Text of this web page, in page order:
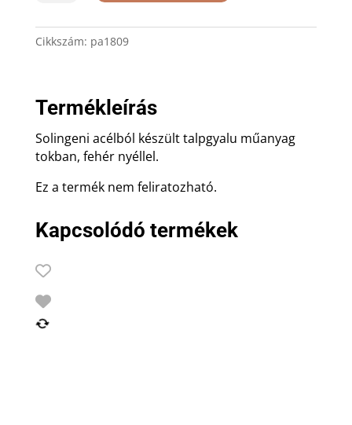
Cikkszám: pa1809
Termékleírás
Solingeni acélból készült talpgyalu műanyag
tokban, fehér nyéllel.
Ez a termék nem feliratozható.
Kapcsolódó termékek